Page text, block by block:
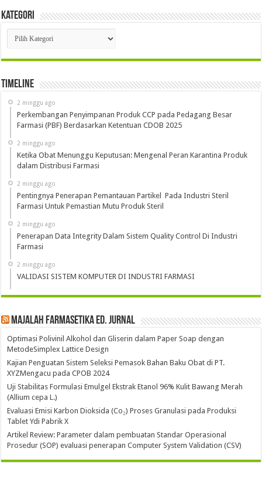
Kategori
Kategori
Timeline
2 minggu ago
Perkembangan Penyimpanan Produk CCP pada Pedagang Besar
Farmasi (PBF) Berdasarkan Ketentuan CDOB 2025
2 minggu ago
Ketika Obat Menunggu Keputusan: Mengenal Peran Karantina Produk
dalam Distribusi Farmasi
2 minggu ago
Pentingnya Penerapan Pemantauan Partikel Pada Industri Steril
Farmasi Untuk Pemastian Mutu Produk Steril
2 minggu ago
Penerapan Data Integrity Dalam Sistem Quality Control Di Industri
Farmasi
2 minggu ago
VALIDASI SISTEM KOMPUTER DI INDUSTRI FARMASI
Majalah Farmasetika Ed. Jurnal
Optimasi Polivinil Alkohol dan Gliserin dalam Paper Soap dengan
MetodeSimplex Lattice Design
Kajian Penguatan Sistem Seleksi Pemasok Bahan Baku Obat di PT.
XYZMengacu pada CPOB 2024
Uji Stabilitas Formulasi Emulgel Ekstrak Etanol 96% Kulit Bawang Merah
(Allium cepa L.)
Evaluasi Emisi Karbon Dioksida (Co₂) Proses Granulasi pada Produksi
Tablet Ydi Pabrik X
Artikel Review: Parameter dalam pembuatan Standar Operasional
Prosedur (SOP) evaluasi penerapan Computer System Validation (CSV)